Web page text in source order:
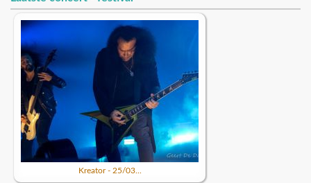
Kreator - 25/03...